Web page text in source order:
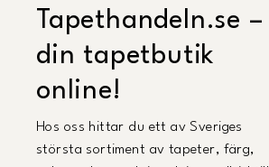
Tapethandeln.se –
din tapetbutik
online!
Hos oss hittar du ett av Sveriges
största sortiment av tapeter, färg,